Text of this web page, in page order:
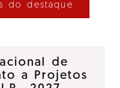
do destaque
de
a Projetos